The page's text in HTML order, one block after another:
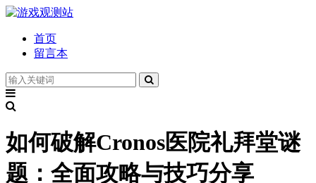
首页
留言本
如何破解Cronos医院礼拜堂谜
题：全面攻略与技巧分享